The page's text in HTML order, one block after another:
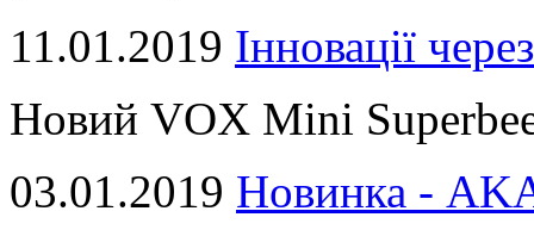
11.01.2019 Інновації
Новий VOX Mini
03.01.2019 Новинка -